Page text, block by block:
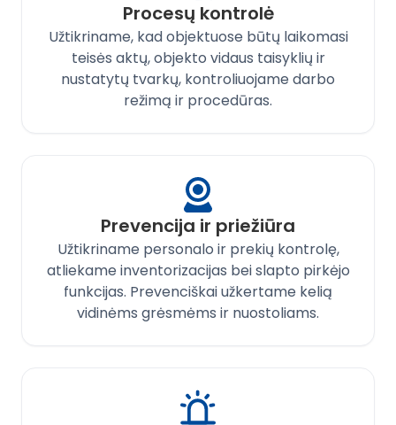
Procesų kontrolė
Užtikriname, kad objektuose būtų laikomasi
teisės aktų, objekto vidaus taisyklių ir
nustatytų tvarkų, kontroliuojame darbo
režimą ir procedūras.
Prevencija ir priežiūra
Užtikriname personalo ir prekių kontrolę,
atliekame inventorizacijas bei slapto pirkėjo
funkcijas. Prevenciškai užkertame kelią
vidinėms grėsmėms ir nuostoliams.